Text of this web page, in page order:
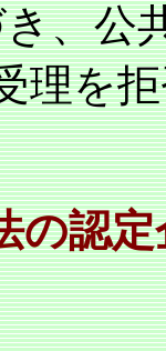
、公
理を
の認定